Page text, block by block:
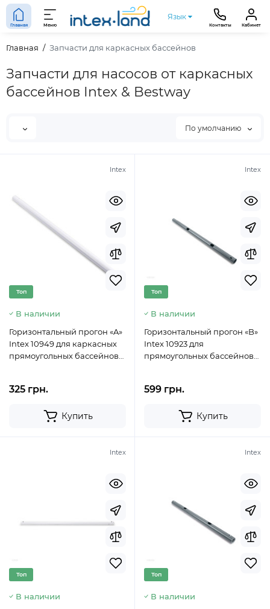
Главная Меню
Язык
Контакты Кабинет
Главная Запчасти для каркасных бассейнов
Запчасти для насосов от каркасных
бассейнов Intex & Bestway
По умолчанию
Intex
Топ
В наличии
Горизонтальный прогон «A»
Intex 10949 для каркасных
прямоугольных бассейнов
325 грн.
Купить
Intex
Топ
В наличии
Горизонтальный прогон «B»
Intex 10923 для
прямоугольных бассейнов
599 грн.
Купить
Intex
Топ
В наличии
Intex
Топ
В наличии